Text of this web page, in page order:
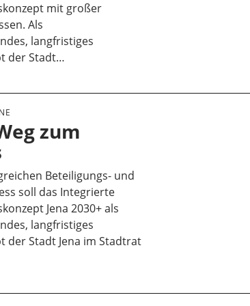
mit großer
Als
langfristiges
der Stadt…
zum
Beteiligungs- und
soll das Integrierte
Jena 2030+ als
langfristiges
der Stadt Jena im Stadtrat